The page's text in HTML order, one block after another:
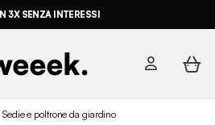
FINO AL -70%*
Sedie e poltrone da giardino